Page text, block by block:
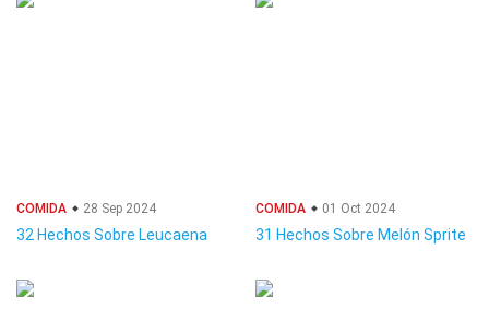
COMIDA 28 Sep 2024
32 Hechos Sobre Leucaena
COMIDA 01 Oct 2024
31 Hechos Sobre Melón Sprite